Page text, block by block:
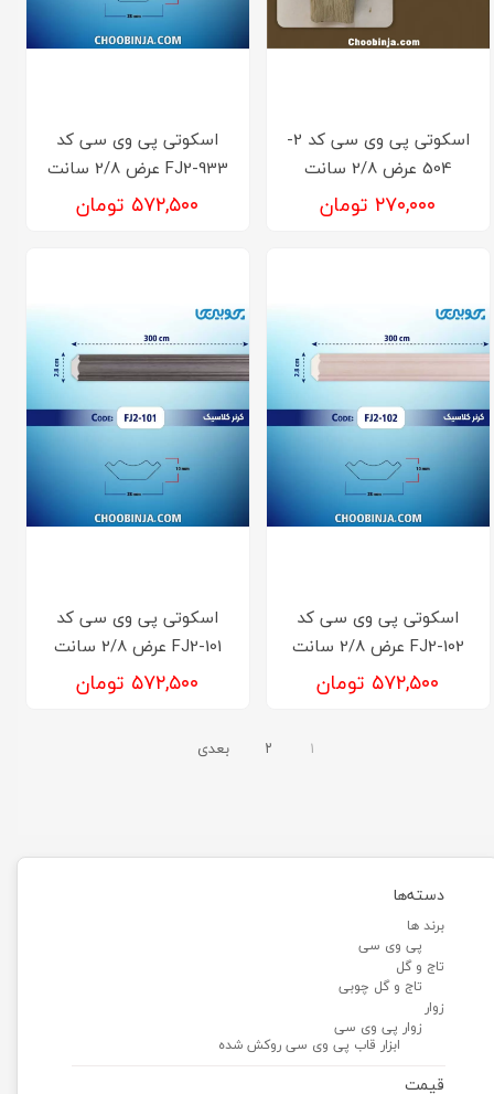
دسته‌ها
برند ها
پی وی سی
تاج و گل
تاج و گل چوبی
زوار
زوار پی وی سی
ابزار قاب پی وی سی روکش شده
قیمت
اسکوتی پی وی سی کد 2-
504 عرض 2/8 سانت
۲۷۰,۰۰۰ تومان
اسکوتی پی وی سی کد
FJ2-933 عرض 2/8 سانت
۵۷۲,۵۰۰ تومان
اسکوتی پی وی سی کد
FJ2-102 عرض 2/8 سانت
۵۷۲,۵۰۰ تومان
اسکوتی پی وی سی کد
FJ2-101 عرض 2/8 سانت
۵۷۲,۵۰۰ تومان
۱ ۲ بعدی